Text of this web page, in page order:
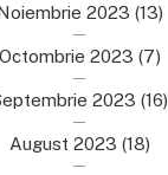
2023 (13)
Octombrie 2023 (7)
2023 (16)
August 2023 (18)